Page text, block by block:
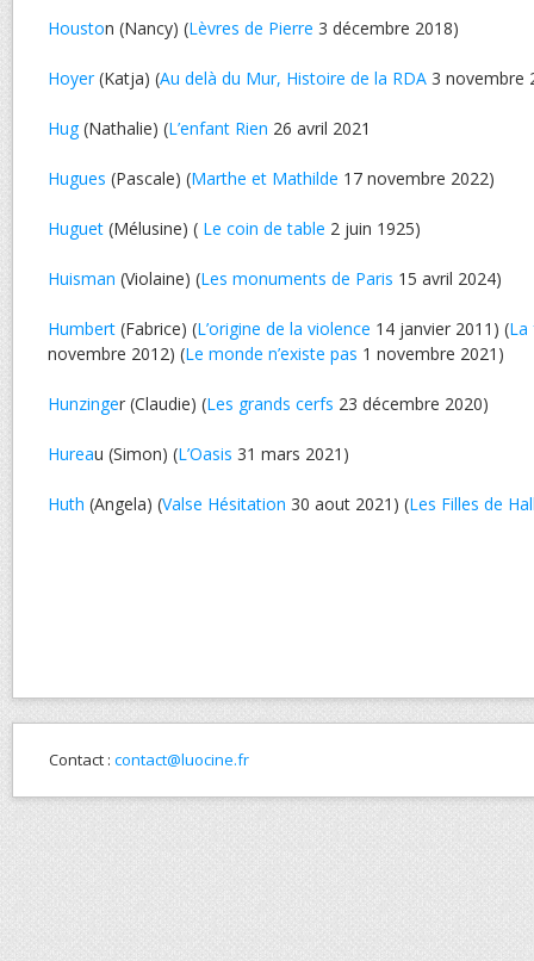
Houston (Nancy) (Lèvres de Pierre 3 décembre 2018)
Hoyer(Katja) (Au delà du Mur, Histoire de la RDA 3 novembre
Hug(Nathalie) (L’enfant Rien 26 avril 2021
Hugues (Pascale) (Marthe et Mathilde 17 novembre 2022)
Huguet (Mélusine) ( Le coin de table 2 juin 1925)
Huisman (Violaine) (Les monuments de Paris 15 avril 2024)
Humbert (Fabrice) (L’origine de la violence 14 janvier 2011) (La
novembre 2012) (Le monde n’existe pas 1 novembre 2021)
Hunzinger (Claudie) (Les grands cerfs 23 décembre 2020)
Hureau (Simon) (L’Oasis 31 mars 2021)
Huth (Angela) (Valse Hésitation 30 aout 2021) (Les Filles de
Contact : contact@luocine.fr